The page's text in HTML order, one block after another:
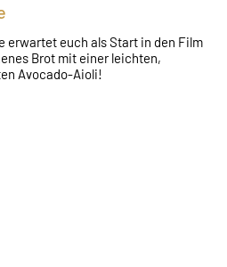
erwartet euch als Start in den Film
Brot mit einer leichten,
Avocado-Aioli!